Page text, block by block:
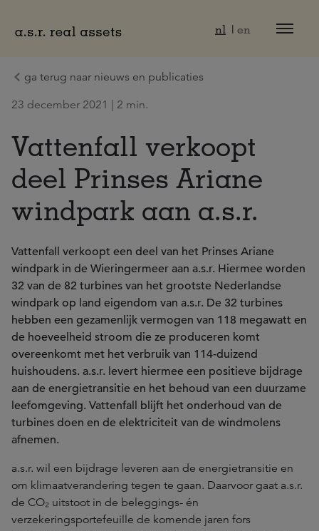
nl en
ga terug naar nieuws en publicaties
23 december 2021 | 2 min.
Vattenfall verkoopt
deel Prinses Ariane
windpark aan a.s.r.
Vattenfall verkoopt een deel van het Prinses Ariane
windpark in de Wieringermeer aan a.s.r. Hiermee worden
32 van de 82 turbines van het grootste Nederlandse
windpark op land eigendom van a.s.r. De 32 turbines
hebben een gezamenlijk vermogen van 118 megawatt en
de hoeveelheid stroom die ze produceren komt
overeenkomt met het verbruik van 114-duizend
huishoudens. a.s.r. levert hiermee een positieve bijdrage
aan de energietransitie en het behoud van een duurzame
leefomgeving. Vattenfall blijft het onderhoud van de
turbines doen en de elektriciteit van de windmolens
afnemen.
a.s.r. wil een bijdrage leveren aan de energietransitie en
om klimaatverandering tegen te gaan. Daarvoor gaat a.s.r.
de CO₂ uitstoot in de beleggings- én
verzekeringsportefeuille de komende jaren fors